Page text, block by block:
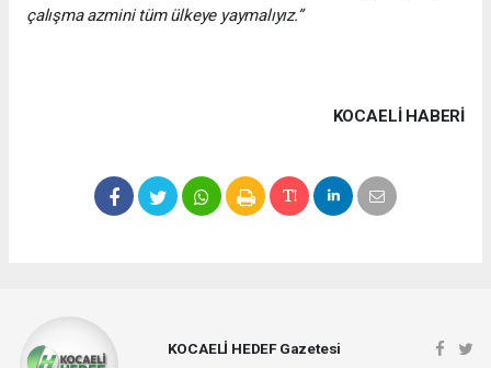
çalışma azmini tüm ülkeye yaymalıyız.”
KOCAELI HABERİ
KOCAELİ HEDEF Gazetesi